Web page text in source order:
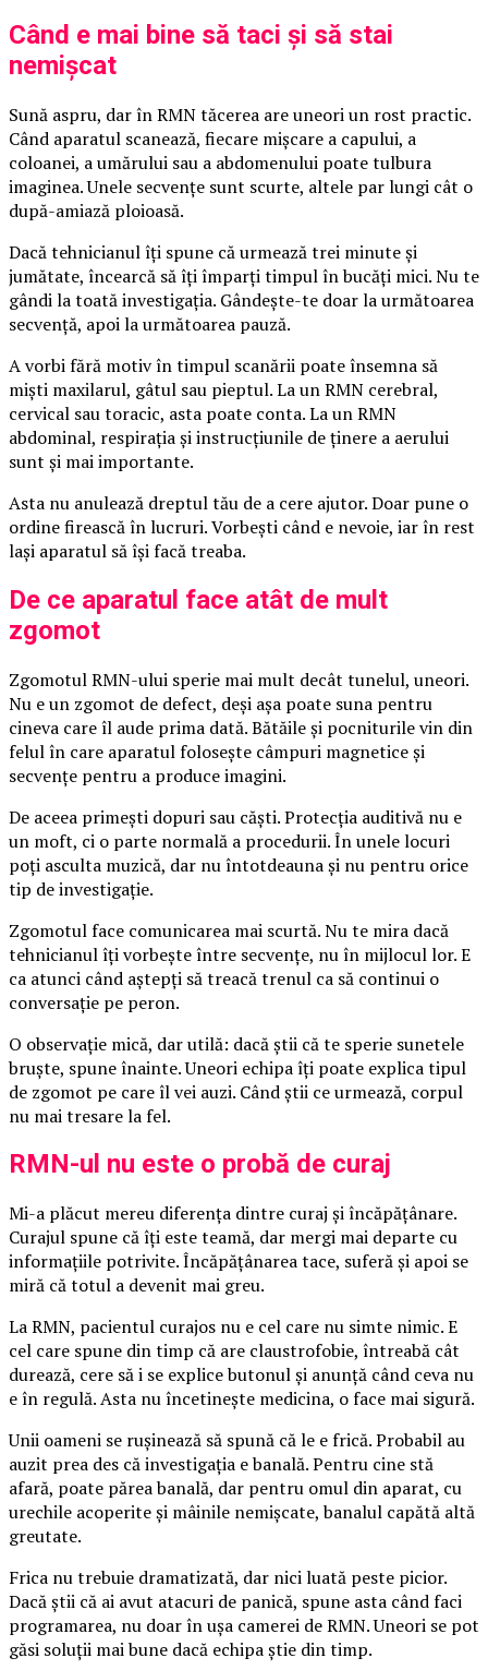
Când e mai bine să taci și să stai
nemișcat
Sună aspru, dar în RMN tăcerea are uneori un rost practic.
Când aparatul scanează, fiecare mișcare a capului, a
coloanei, a umărului sau a abdomenului poate tulbura
imaginea. Unele secvențe sunt scurte, altele par lungi cât o
după-amiază ploioasă.
Dacă tehnicianul îți spune că urmează trei minute și
jumătate, încearcă să îți împarți timpul în bucăți mici. Nu te
gândi la toată investigația. Gândește-te doar la următoarea
secvență, apoi la următoarea pauză.
A vorbi fără motiv în timpul scanării poate însemna să
miști maxilarul, gâtul sau pieptul. La un RMN cerebral,
cervical sau toracic, asta poate conta. La un RMN
abdominal, respirația și instrucțiunile de ținere a aerului
sunt și mai importante.
Asta nu anulează dreptul tău de a cere ajutor. Doar pune o
ordine firească în lucruri. Vorbești când e nevoie, iar în rest
lași aparatul să își facă treaba.
De ce aparatul face atât de mult
zgomot
Zgomotul RMN-ului sperie mai mult decât tunelul, uneori.
Nu e un zgomot de defect, deși așa poate suna pentru
cineva care îl aude prima dată. Bătăile și pocniturile vin din
felul în care aparatul folosește câmpuri magnetice și
secvențe pentru a produce imagini.
De aceea primești dopuri sau căști. Protecția auditivă nu e
un moft, ci o parte normală a procedurii. În unele locuri
poți asculta muzică, dar nu întotdeauna și nu pentru orice
tip de investigație.
Zgomotul face comunicarea mai scurtă. Nu te mira dacă
tehnicianul îți vorbește între secvențe, nu în mijlocul lor. E
ca atunci când aștepți să treacă trenul ca să continui o
conversație pe peron.
O observație mică, dar utilă: dacă știi că te sperie sunetele
bruște, spune înainte. Uneori echipa îți poate explica tipul
de zgomot pe care îl vei auzi. Când știi ce urmează, corpul
nu mai tresare la fel.
RMN-ul nu este o probă de curaj
Mi-a plăcut mereu diferența dintre curaj și încăpățânare.
Curajul spune că îți este teamă, dar mergi mai departe cu
informațiile potrivite. Încăpățânarea tace, suferă și apoi se
miră că totul a devenit mai greu.
La RMN, pacientul curajos nu e cel care nu simte nimic. E
cel care spune din timp că are claustrofobie, întreabă cât
durează, cere să i se explice butonul și anunță când ceva nu
e în regulă. Asta nu încetinește medicina, o face mai sigură.
Unii oameni se rușinează să spună că le e frică. Probabil au
auzit prea des că investigația e banală. Pentru cine stă
afară, poate părea banală, dar pentru omul din aparat, cu
urechile acoperite și mâinile nemișcate, banalul capătă altă
greutate.
Frica nu trebuie dramatizată, dar nici luată peste picior.
Dacă știi că ai avut atacuri de panică, spune asta când faci
programarea, nu doar în ușa camerei de RMN. Uneori se pot
găsi soluții mai bune dacă echipa știe din timp.